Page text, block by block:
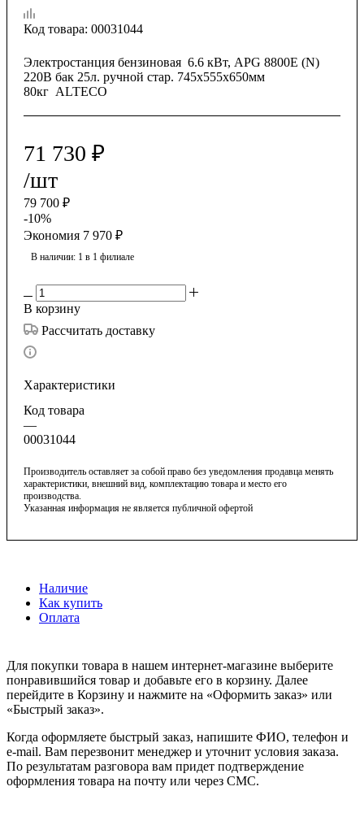
Код товара: 00031044
Электростанция бензиновая 6.6 кВт, APG 8800E (N)
220В бак 25л. ручной стар. 745х555х650мм
80кг ALTECO
71 730 ₽
/шт
79 700 ₽
-10%
Экономия 7 970 ₽
В наличии: 1 в 1 филиале
В корзину
Рассчитать доставку
Характеристики
Код товара
—
00031044
Производитель оставляет за собой право без уведомления продавца менять
характеристики, внешний вид, комплектацию товара и место его
производства.
Указанная информация не является публичной офертой
Наличие
Как купить
Оплата
Для покупки товара в нашем интернет-магазине выберите
понравившийся товар и добавьте его в корзину. Далее
перейдите в Корзину и нажмите на «Оформить заказ» или
«Быстрый заказ».
Когда оформляете быстрый заказ, напишите ФИО, телефон и
e-mail. Вам перезвонит менеджер и уточнит условия заказа.
По результатам разговора вам придет подтверждение
оформления товара на почту или через СМС.